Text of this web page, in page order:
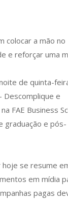
colocar a mão no
e reforçar uma
de quinta-
Descomplique e
FAE Business
graduação e pós-
hoje se resume
em mídia
pagas